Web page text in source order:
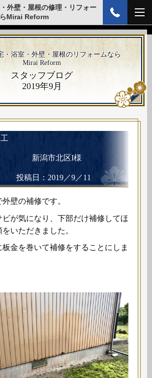
外壁・屋根の修理・リフォー
Mirai Reform
・浴室・外壁・屋根のリフォームなら
Mirai Reform
スタッフブログ
2019年9月
新潟市北区I様
：2019／9／11
壁の補修です。
が気になり、下部だけ補修してほ
いただきました。
金を巻いて補修をすることにしま